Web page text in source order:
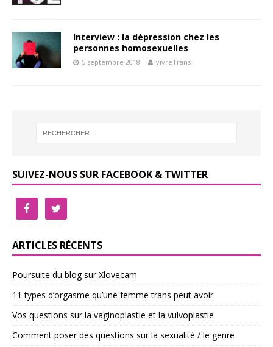
Interview : la dépression chez les
personnes homosexuelles
5 septembre 2018 vivreTrans
SUIVEZ-NOUS SUR FACEBOOK & TWITTER
ARTICLES RÉCENTS
Poursuite du blog sur Xlovecam
11 types d’orgasme qu’une femme trans peut avoir
Vos questions sur la vaginoplastie et la vulvoplastie
Comment poser des questions sur la sexualité / le genre